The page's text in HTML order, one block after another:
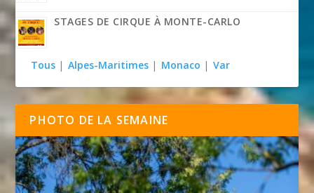
STAGES DE CIRQUE À MONTE-CARLO
Tous | Alpes-Maritimes | Monaco | Var
PHOTO DE LA SEMAINE